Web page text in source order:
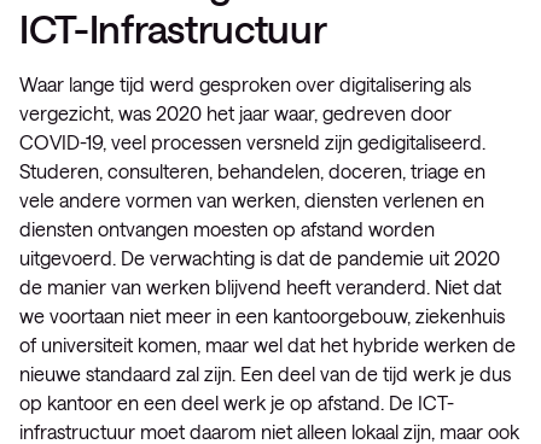
ICT-Infrastructuur
Waar lange tijd werd gesproken over digitalisering als
vergezicht, was 2020 het jaar waar, gedreven door
COVID-19, veel processen versneld zijn gedigitaliseerd.
Studeren, consulteren, behandelen, doceren, triage en
vele andere vormen van werken, diensten verlenen en
diensten ontvangen moesten op afstand worden
uitgevoerd. De verwachting is dat de pandemie uit 2020
de manier van werken blijvend heeft veranderd. Niet dat
we voortaan niet meer in een kantoorgebouw, ziekenhuis
of universiteit komen, maar wel dat het hybride werken de
nieuwe standaard zal zijn. Een deel van de tijd werk je dus
op kantoor en een deel werk je op afstand. De ICT-
infrastructuur moet daarom niet alleen lokaal zijn, maar ook